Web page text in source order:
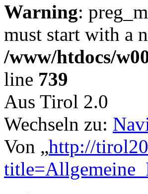
Warning:
must start with a
/www/htdocs/
line 739
Aus Tirol 2.0
Wechseln zu:
Von „http://